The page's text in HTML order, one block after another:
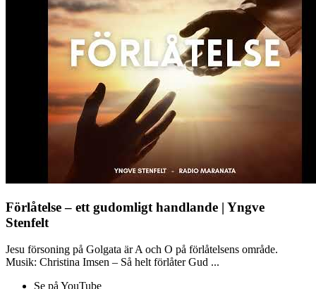
Förlåtelse – ett gudomligt handlande | Yngve
Stenfelt
Jesu försoning på Golgata är A och O på förlåtelsens område.
Musik: Christina Imsen – Så helt förlåter Gud ...
Se på YouTube